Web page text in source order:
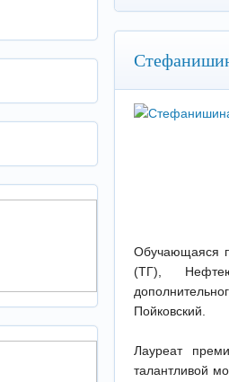
Обучающаяся
(ТГ),
Пойковский.
Лауреат
талантливой